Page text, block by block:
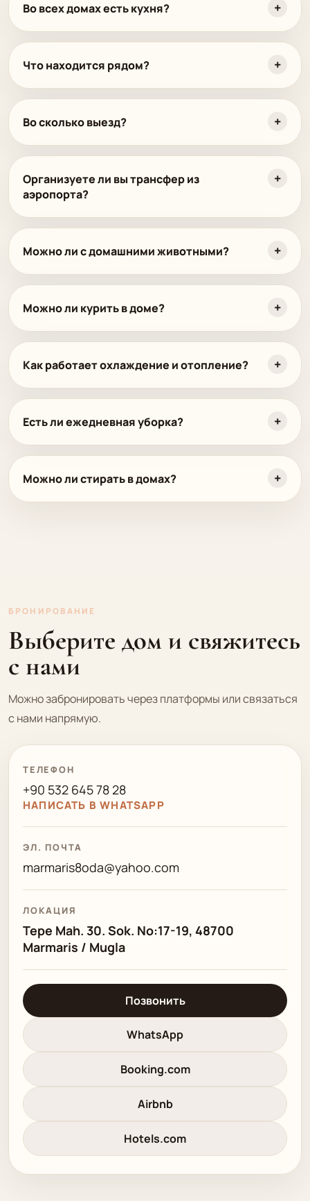
Во всех домах есть кухня?
Что находится рядом?
Во сколько выезд?
Организуете ли вы трансфер из
аэропорта?
Можно ли с домашними животными?
Можно ли курить в доме?
Как работает охлаждение и отопление?
Есть ли ежедневная уборка?
Можно ли стирать в домах?
БРОНИРОВАНИЕ
Выберите дом и свяжитесь
с нами
Можно забронировать через платформы или связаться
с нами напрямую.
ТЕЛЕФОН
+90 532 645 78 28
НАПИСАТЬ В WHATSAPP
ЭЛ. ПОЧТА
marmaris8oda@yahoo.com
ЛОКАЦИЯ
Tepe Mah. 30. Sok. No:17-19, 48700
Marmaris / Mugla
Позвонить
WhatsApp
Booking.com
Airbnb
Hotels.com